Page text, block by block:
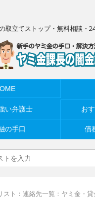
取立てストップ・無料相談・
い弁護士 お
の手口 債
スト：連絡先一覧：ヤミ金・